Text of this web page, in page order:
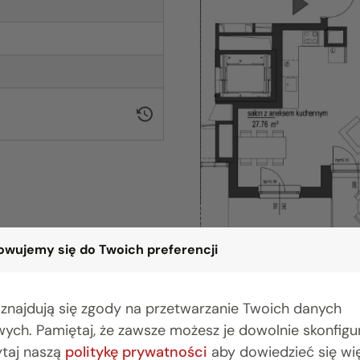
się do Twoich preferencji
znajdują się zgody na przetwarzanie Twoich danych
Pamiętaj, że zawsze możesz je dowolnie
naszą politykę prywatności aby dowiedzieć się
BIURO BIAŁYSTOK